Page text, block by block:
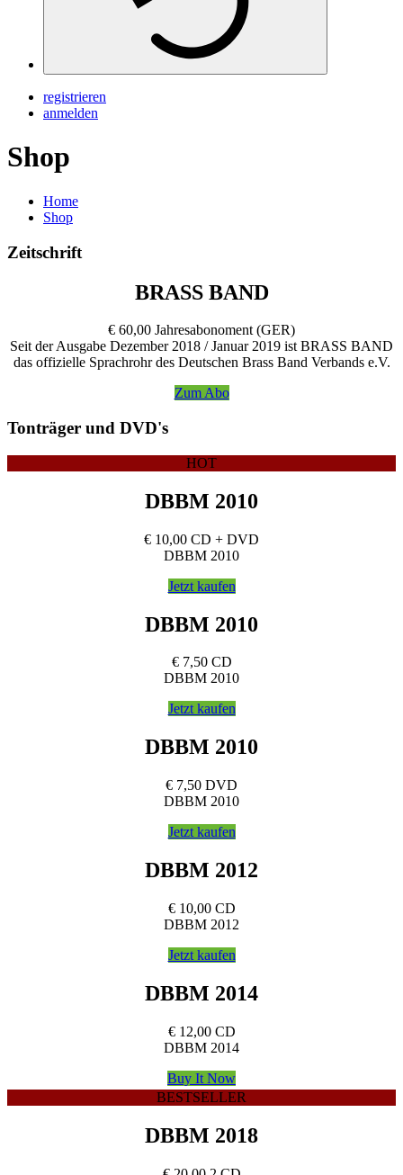
registrieren
anmelden
Shop
Home
Shop
Zeitschrift
BRASS BAND
€ 60,00 Jahresabonoment (GER)
Seit der Ausgabe Dezember 2018 / Januar 2019 ist BRASS BAND
das offizielle Sprachrohr des Deutschen Brass Band Verbands e.V.
Zum Abo
Tonträger und DVD's
HOT
DBBM 2010
€ 10,00 CD + DVD
DBBM 2010
Jetzt kaufen
DBBM 2010
€ 7,50 CD
DBBM 2010
Jetzt kaufen
DBBM 2010
€ 7,50 DVD
DBBM 2010
Jetzt kaufen
DBBM 2012
€ 10,00 CD
DBBM 2012
Jetzt kaufen
DBBM 2014
€ 12,00 CD
DBBM 2014
Buy It Now
BESTSELLER
DBBM 2018